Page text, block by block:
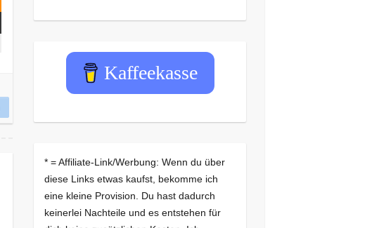
Kaffeekasse
* = Affiliate-Link/Werbung: Wenn du über
diese Links etwas kaufst, bekomme ich
eine kleine Provision. Du hast dadurch
keinerlei Nachteile und es entstehen für